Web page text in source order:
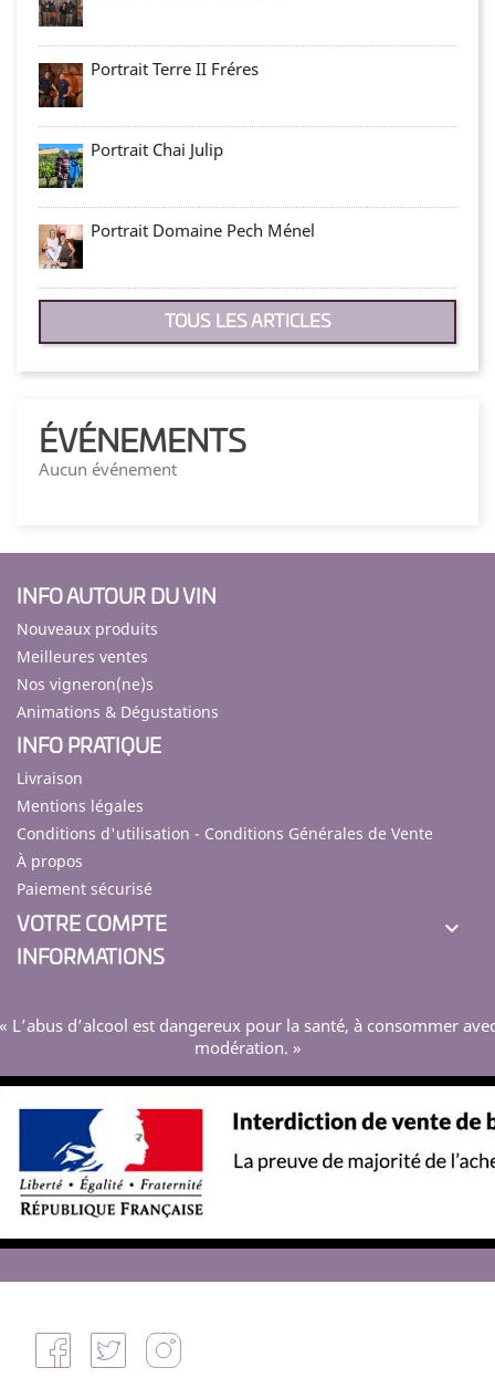
Portrait Terre II Fréres
Portrait Chai Julip
Portrait Domaine Pech Ménel
TOUS LES ARTICLES
ÉVÉNEMENTS
Aucun événement
INFO AUTOUR DU VIN
Nouveaux produits
Meilleures ventes
Nos vigneron(ne)s
Animations & Dégustations
INFO PRATIQUE
Livraison
Mentions légales
Conditions d'utilisation - Conditions Générales de Vente
À propos
Paiement sécurisé
VOTRE COMPTE 
INFORMATIONS
L’abus d’alcool est dangereux pour la santé, à consommer
modération. »
Facebook Twitter